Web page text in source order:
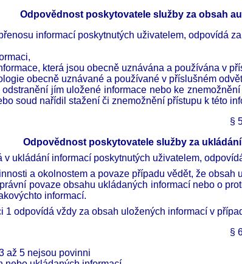
Odpovědnost poskytovatele služby za obsah
informací poskytnutých uživatelem, odpovídá
která jsou obecně uznávána a používána v
obecně uznávané a používané v příslušném
jím uložené informace nebo ke
soud nařídil stažení či znemožnění přístupu k této
§
Odpovědnost poskytovatele služby za
v ukládání informací poskytnutých uživatelem,
a okolnostem a povaze případu vědět, že
povaze obsahu ukládaných informací nebo o
informací.
1 odpovídá vždy za obsah uložených informací v
§
až 5 nejsou povinni